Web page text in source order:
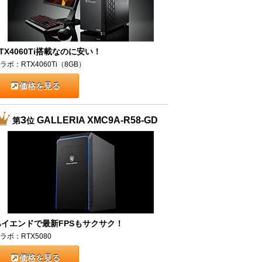
搭載なのに安い！
ボ：RTX4060Ti（8GB）
価格を見る
第3位GALLERIA XMC9A-R58-GD
エンドで最新FPSもサクサク！
ボ：RTX5080
価格を見る